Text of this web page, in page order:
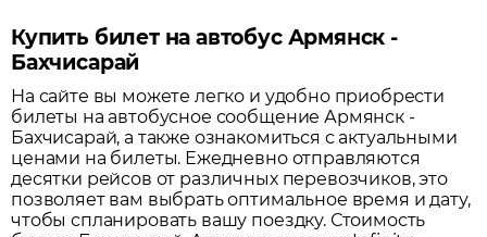
Купить билет на автобус Армянск -
Бахчисарай
На сайте вы можете легко и удобно приобрести
билеты на автобусное сообщениеАрмянск-
Бахчисарай, а также ознакомиться с актуальными
ценами на билеты. Ежедневно отправляются
десятки рейсов от различных перевозчиков, это
позволяет вам выбрать оптимальное время и дату,
чтобы спланировать вашу поездку. Стоимость